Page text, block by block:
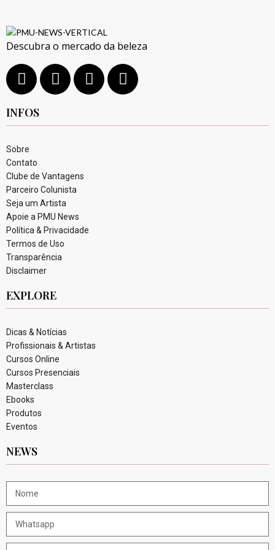
Descubra o mercado da beleza
INFOS
Sobre
Contato
Clube de Vantagens
Parceiro Colunista
Seja um Artista
Apoie a PMU News
Política & Privacidade
Termos de Uso
Transparência
Disclaimer
EXPLORE
Dicas & Notícias
Profissionais & Artistas
Cursos Online
Cursos Presenciais
Masterclass
Ebooks
Produtos
Eventos
NEWS